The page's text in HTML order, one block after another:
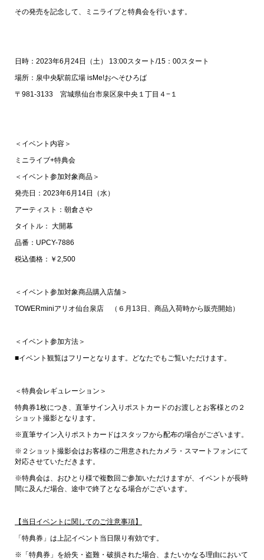
その発売を記念して、ミニライブと特典会を行います。
日時：2023年6月24日（土） 13:00スタート/15：00スタート
場所：泉中央駅前広場 isMe!おへそひろば
〒981-3133 宮城県仙台市泉区泉中央１丁目４−１
＜イベント内容＞
ミニライブ+特典会
＜イベント参加対象商品＞
発売日：2023年6月14日（水）
アーティスト：朝倉さや
タイトル： 大開幕
品番：UPCY-7886
税込価格：￥2,500
＜イベント参加対象商品購入店舗＞
TOWERminiアリオ仙台泉店 （６月13日、商品入荷時から販売開始）
＜イベント参加方法＞
■イベント観覧はフリーとなります。どなたでもご覧いただけます。
＜特典会レギュレーション＞
特典券1枚につき、直筆サイン入りポストカードのお渡しとお客様との２
ショット撮影となります。
※直筆サイン入りポストカードはスタッフから配布の場合がございます。
※２ショット撮影会はお客様のご用意されたカメラ・スマートフォンにて
対応させていただきます。
※特典会は、おひとり様で複数回ご参加いただけますが、イベントが長時
間に及んだ場合、途中で終了となる場合がございます。
【当日イベントに関してのご注意事項】
「特典券」は上記イベント当日限り有効です。
※「特典券」を紛失・盗難・破損された場合、またいかなる理由において